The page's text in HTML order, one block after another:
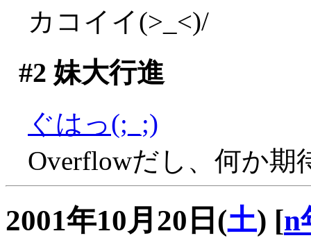
カコイイ(>_<)/
#2 妹大行進
ぐはっ(;_;)
Overflowだし、何か
2001年10月20日(土) [n